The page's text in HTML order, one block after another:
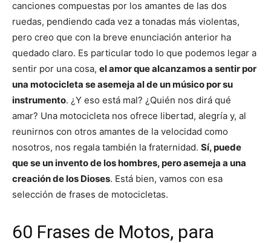
canciones compuestas por los amantes de las dos
ruedas, pendiendo cada vez a tonadas más violentas,
pero creo que con la breve enunciación anterior ha
quedado claro. Es particular todo lo que podemos legar a
sentir por una cosa, el amor que alcanzamos a sentir por
una motocicleta se asemeja al de un músico por su
instrumento. ¿Y eso está mal? ¿Quién nos dirá qué
amar? Una motocicleta nos ofrece libertad, alegría y, al
reunirnos con otros amantes de la velocidad como
nosotros, nos regala también la fraternidad. Sí, puede
que se un invento de los hombres, pero asemeja a una
creación de los Dioses. Está bien, vamos con esa
selección de frases de motocicletas.
60 Frases de Motos, para